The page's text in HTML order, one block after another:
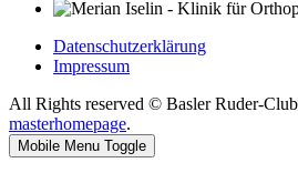
Datenschutzerklärung
Impressum
All Rights reserved © Basler Ruder-
masterhomepage.
Mobile Menu Toggle